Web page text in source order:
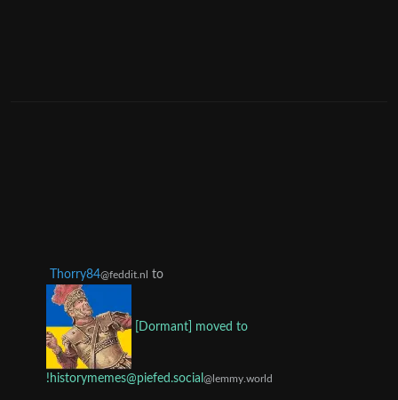
Thorry84@feddit.nl to
[Dormant] moved to
!historymemes@piefed.social @lemmy.world